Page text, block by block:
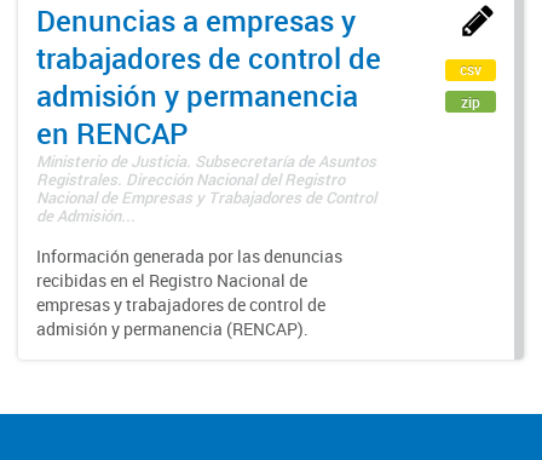
Denuncias a empresas y
trabajadores de control de
admisión y permanencia
en RENCAP
Ministerio de Justicia. Subsecretaría de Asuntos
Registrales. Dirección Nacional del Registro
Nacional de Empresas y Trabajadores de Control
de Admisión...
Información generada por las denuncias
recibidas en el Registro Nacional de
empresas y trabajadores de control de
admisión y permanencia (RENCAP).
csv
zip